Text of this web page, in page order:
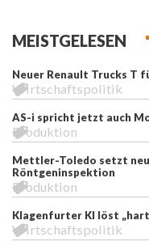
MEISTGELESEN
Neuer Renault Trucks T
Wirtschaftspolitik
AS-i spricht jetzt auch
Produktion
Mettler-Toledo setzt
Röntgeninspektion
Produktion
Klagenfurter KI löst
Wirtschaftspolitik